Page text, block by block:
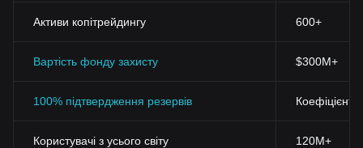
Активи копітрейдингу 600+
Вартість фонду захисту $300M+
100% підтвердження резервів Коефіцієнт
Користувачі з усього світу 120M+